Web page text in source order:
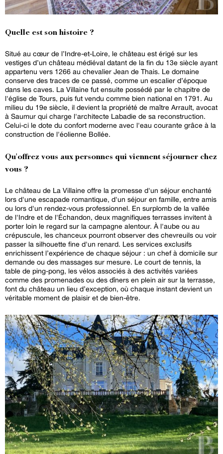
Quelle est son histoire ?
Situé au cœur de l’Indre-et-Loire, le château est érigé sur les
vestiges d’un château médiéval datant de la fin du 13e siècle ayant
appartenu vers 1266 au chevalier Jean de Thais. Le domaine
conserve des traces de ce passé, comme un escalier d’époque
dans les caves. La Villaine fut ensuite possédé par le chapitre de
l'église de Tours, puis fut vendu comme bien national en 1791. Au
milieu du 19e siècle, il devient la propriété de maître Arrault, avocat
à Saumur qui charge l'architecte Labadie de sa reconstruction.
Celui-ci le dote du confort moderne avec l'eau courante grâce à la
construction de l'éolienne Bollée.
Qu'offrez vous aux personnes qui viennent séjourner chez
vous ?
Le château de La Villaine offre la promesse d'un séjour enchanté
lors d'une escapade romantique, d'un séjour en famille, entre amis
ou lors d'un rendez-vous professionnel. En surplomb de la vallée
de l'Indre et de l'Échandon, deux magnifiques terrasses invitent à
porter loin le regard sur la campagne alentour. À l'aube ou au
crépuscule, les chanceux pourront observer des chevreuils ou voir
passer la silhouette fine d'un renard. Les services exclusifs
enrichissent l’expérience de chaque séjour : un chef à domicile sur
demande ou des massages sur mesure. Le court de tennis, la
table de ping-pong, les vélos associés à des activités variées
comme des promenades ou des dîners en plein air sur la terrasse,
font du château un lieu d’exception, où chaque instant devient un
véritable moment de plaisir et de bien-être.